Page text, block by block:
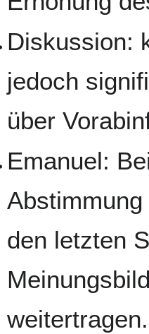
Diskussion:
jedoch
über
Emanuel:
den letzten
weitertragen.